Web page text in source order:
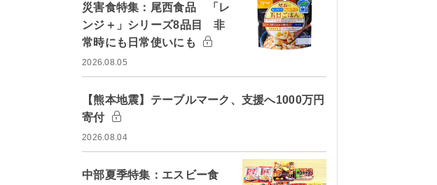
災害食特集：尾西食品 「レ
ンジ＋」シリーズ8品目 非
常時にも日常使いにも
2026.08.05
【熊本地震】テーブルマーク、支援へ1000万円
寄付
2026.08.04
中部夏季特集：エスビー食